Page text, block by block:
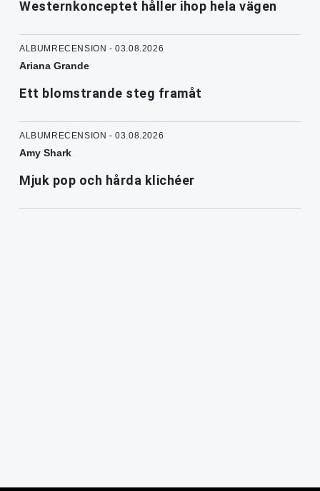
Westernkonceptet håller ihop hela vägen
ALBUMRECENSION - 03.08.2026
Ariana Grande
Ett blomstrande steg framåt
ALBUMRECENSION - 03.08.2026
Amy Shark
Mjuk pop och hårda klichéer